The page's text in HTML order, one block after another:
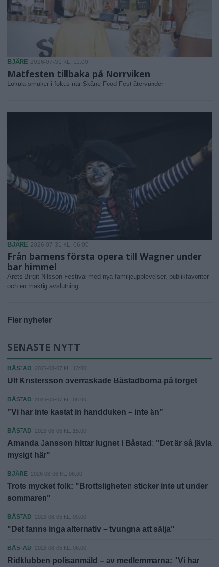
BJÄRE 2026-07-31 KL. 11:00
Matfesten tillbaka på Norrviken
Lokala smaker i fokus när Skåne Food Fest återvänder
BJÄRE 2026-07-31 KL. 06:00
Från barnens första opera till Wagner under
bar himmel
Årets Birgit Nilsson Festival med nya familjeupplevelser, publikfavoriter
och en mäktig avslutning.
Fler nyheter
SENASTE NYTT
BÅSTAD 2026-08-07 KL. 13:00
Ulf Kristersson överraskade Båstadborna på torget
BÅSTAD 2026-08-07 KL. 06:00
”Vi har inte kastat in handduken – inte än”
BÅSTAD 2026-08-06 KL. 15:00
Amanda Jansson hittar lugnet i Båstad: "Det är så jävla
mysigt här"
BJÄRE 2026-08-06 KL. 06:00
Trots mycket folk: "Brottsligheten sticker inte ut under
sommaren"
BÅSTAD 2026-08-05 KL. 09:00
"Det fanns inga alternativ – tvungna att sälja"
BÅSTAD 2026-08-05 KL. 06:00
Ridklubben polisanmäld – av medlemmarna: "Vi har